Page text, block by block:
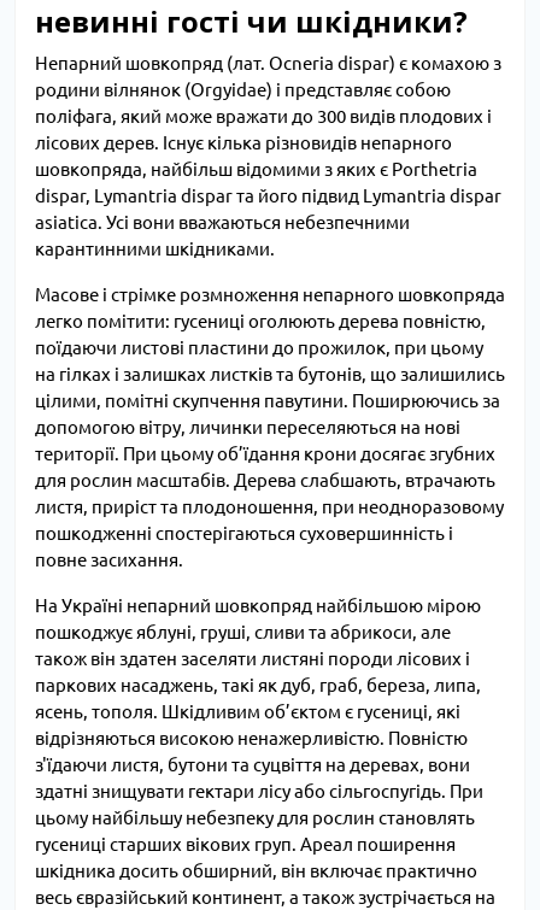
невинні гості чи шкідники?
Непарний шовкопряд (лат. Ocneria dispar) є комахою з
родини вілнянок (Orgyidae) і представляє собою
поліфага, який може вражати до 300 видів плодових і
лісових дерев. Існує кілька різновидів непарного
шовкопряда, найбільш відомими з яких є Porthetria
dispar, Lymantria dispar та його підвид Lymantria dispar
asiatica. Усі вони вважаються небезпечними
карантинними шкідниками.
Масове і стрімке розмноження непарного шовкопряда
легко помітити: гусениці оголюють дерева повністю,
поїдаючи листові пластини до прожилок, при цьому
на гілках і залишках листків та бутонів, що залишились
цілими, помітні скупчення павутини. Поширюючись за
допомогою вітру, личинки переселяються на нові
території. При цьому об’їдання крони досягає згубних
для рослин масштабів. Дерева слабшають, втрачають
листя, приріст та плодоношення, при неодноразовому
пошкодженні спостерігаються суховершинність і
повне засихання.
На Україні непарний шовкопряд найбільшою мірою
пошкоджує яблуні, груші, сливи та абрикоси, але
також він здатен заселяти листяні породи лісових і
паркових насаджень, такі як дуб, граб, береза, липа,
ясень, тополя. Шкідливим об’єктом є гусениці, які
відрізняються високою ненажерливістю. Повністю
з'їдаючи листя, бутони та суцвіття на деревах, вони
здатні знищувати гектари лісу або сільгоспугідь. При
цьому найбільшу небезпеку для рослин становлять
гусениці старших вікових груп. Ареал поширення
шкідника досить обширний, він включає практично
весь євразійський континент, а також зустрічається на